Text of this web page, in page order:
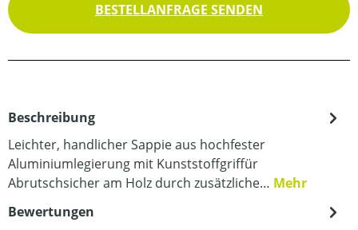
BESTELLANFRAGE SENDEN
Beschreibung
Leichter, handlicher Sappie aus hochfester
Aluminiumlegierung mit Kunststoffgriffür
Abrutschsicher am Holz durch zusätzliche… Mehr
Bewertungen